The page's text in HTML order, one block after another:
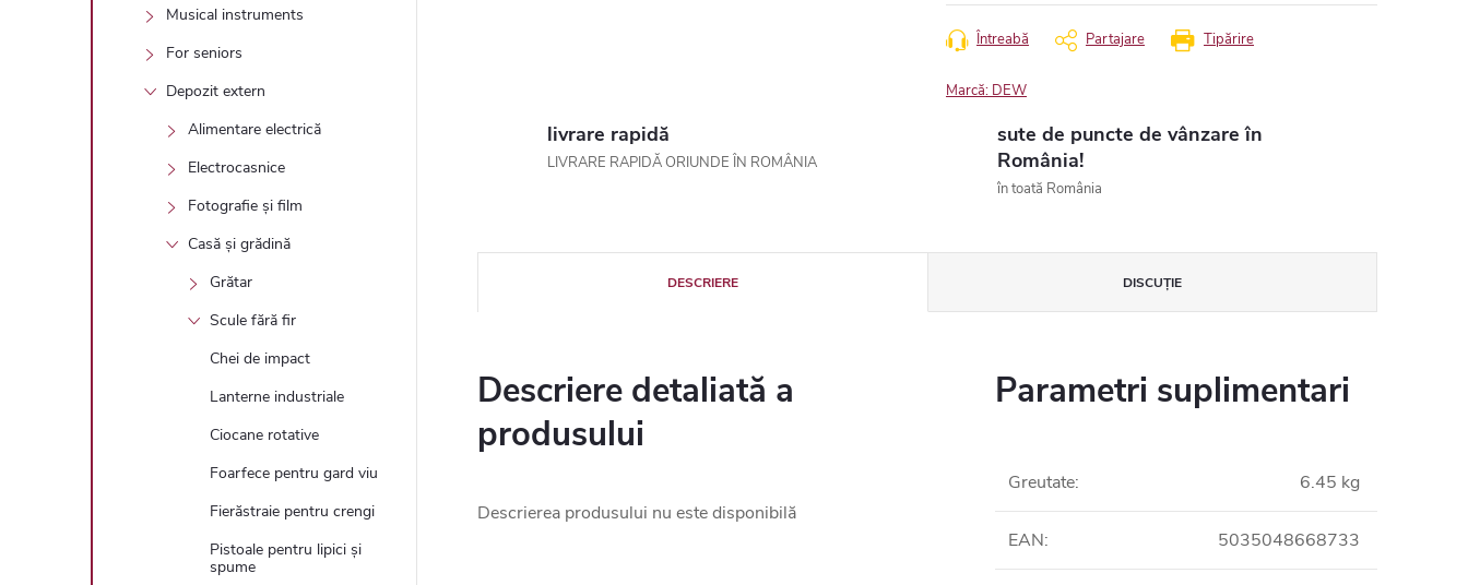
Musical instruments
For seniors
Depozit extern
Alimentare electrică
Electrocasnice
Fotografie și film
Casă și grădină
Grătar
Scule fără fir
Chei de impact
Lanterne industriale
Ciocane rotative
Foarfece pentru gard viu
Fierăstraie pentru crengi
Pistoale pentru lipici și
spume
Tipărire
Întreabă Partajare
Marcă: DEW
livrare rapidă
LIVRARE RAPIDĂ ORIUNDE ÎN ROMÂNIA
sute de puncte de vânzare în
România!
în toată România
DESCRIERE DISCUŢIE
Descriere detaliată a
produsului
Descrierea produsului nu este disponibilă
Parametri suplimentari
Greutate: 6.45 kg
EAN: 5035048668733